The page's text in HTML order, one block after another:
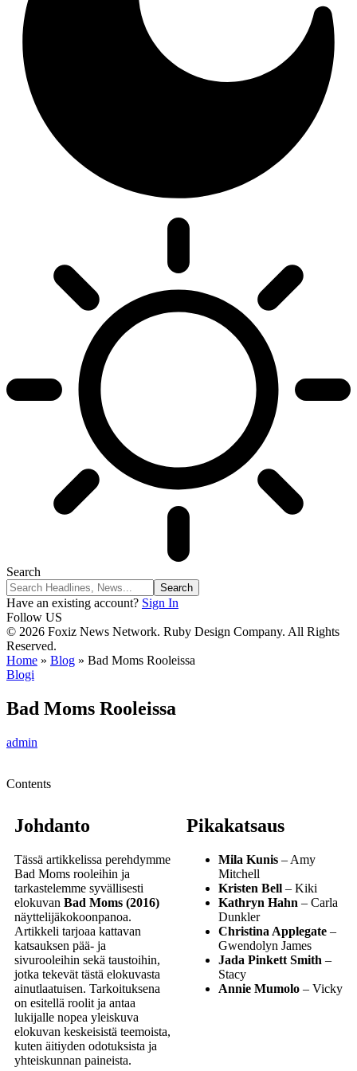
Search
Have an existing account? Sign In
Follow US
© 2026 Foxiz News Network. Ruby Design Company. All Rights
Reserved.
Home » Blog » Bad Moms Rooleissa
Blogi
Bad Moms Rooleissa
admin
Contents
Johdanto
Tässä artikkelissa perehdymme
Bad Moms rooleihin ja
tarkastelemme syvällisesti
elokuvan Bad Moms (2016)
näyttelijäkokoonpanoa.
Artikkeli tarjoaa kattavan
katsauksen pää- ja
sivurooleihin sekä taustoihin,
jotka tekevät tästä elokuvasta
ainutlaatuisen. Tarkoituksena
on esitellä roolit ja antaa
lukijalle nopea yleiskuva
elokuvan keskeisistä teemoista,
kuten äitiyden odotuksista ja
yhteiskunnan paineista.
Pikakatsaus
Mila Kunis – Amy
Mitchell
Kristen Bell – Kiki
Kathryn Hahn – Carla
Dunkler
Christina Applegate –
Gwendolyn James
Jada Pinkett Smith –
Stacy
Annie Mumolo – Vicky